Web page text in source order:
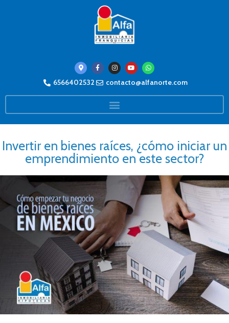
6566402532 contacto@alfanorte.com
Invertir en bienes raíces, ¿cómo iniciar un
emprendimiento en este sector?